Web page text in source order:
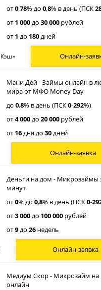
от0,78% до0,8% в день (ПСК
от 1 000до30 000 рублей
от 1 до 180дней
Онлайн-
Мани Дей - Займы онлайн в
мира от МФО Money Day
до0,8% в день (ПСК0-292%)
от4 000до20 000 рублей
от 16дня до30дней
Онлайн-заявка
Деньги на дом - Микрозаймы
минут
от0% до0,8% в день (ПСК0-
от3 000до 100 000 рублей
от9до26 недель
Онлайн-заявка
Медиум Скор - Микрозайм на
онлайн